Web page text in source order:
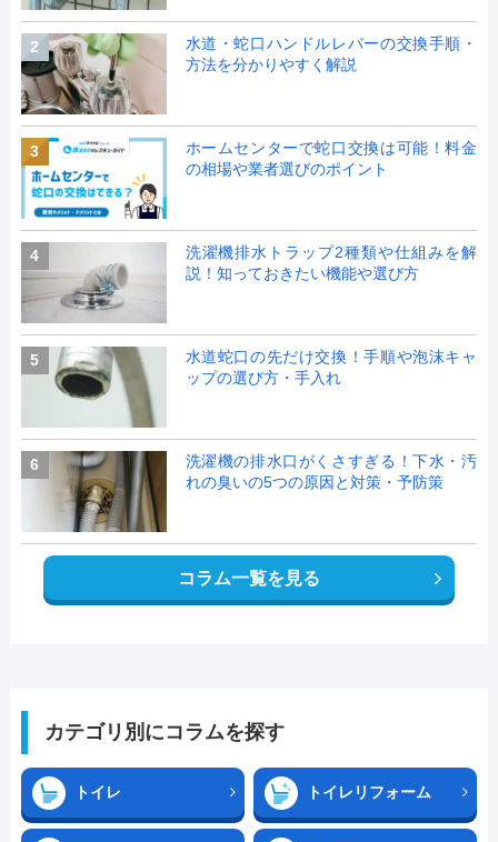
2
水道・蛇口ハンドルレバーの交換手順・
方法を分かりやすく解説
3
ホームセンターで蛇口交換は可能！料金
の相場や業者選びのポイント
4
洗濯機排水トラップ2種類や仕組みを解
説！知っておきたい機能や選び方
5
水道蛇口の先だけ交換！手順や泡沫キャ
ップの選び方・手入れ
6
洗濯機の排水口がくさすぎる！下水・汚
れの臭いの5つの原因と対策・予防策
コラム一覧を見る
カテゴリ別にコラムを探す
トイレ トイレリフォーム